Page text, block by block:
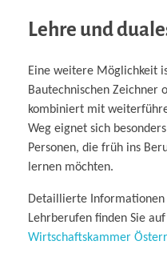
Lehre und
Eine weitere Möglichkeit
Bautechnischen Zeichner
kombiniert mit
Weg eignet sich
Personen, die früh ins
lernen möchten.
Detaillierte Informationen
Lehrberufen finden Sie
Wirtschaftskammer